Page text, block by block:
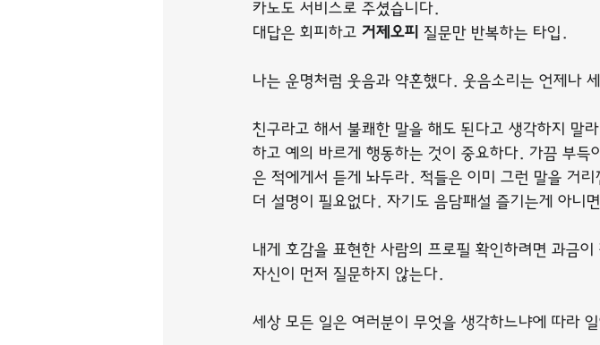
카노도 서비스로 주셨습니다.
대답은 회피하고 거제오피 질문만 반복하는 타입.
나는 운명처럼 웃음과 약혼했다. 웃음소리는 언제나
친구라고 해서 불쾌한 말을 해도 된다고 생각하지 말
하고 예의 바르게 행동하는 것이 중요하다. 가끔 부
은 적에게서 듣게 놔두라. 적들은 이미 그런 말을 거
더 설명이 필요없다. 자기도 음담패설 즐기는게 아니
내게 호감을 표현한 사람의 프로필 확인하려면 과금
자신이 먼저 질문하지 않는다.
세상 모든 일은 여러분이 무엇을 생각하느냐에 따라